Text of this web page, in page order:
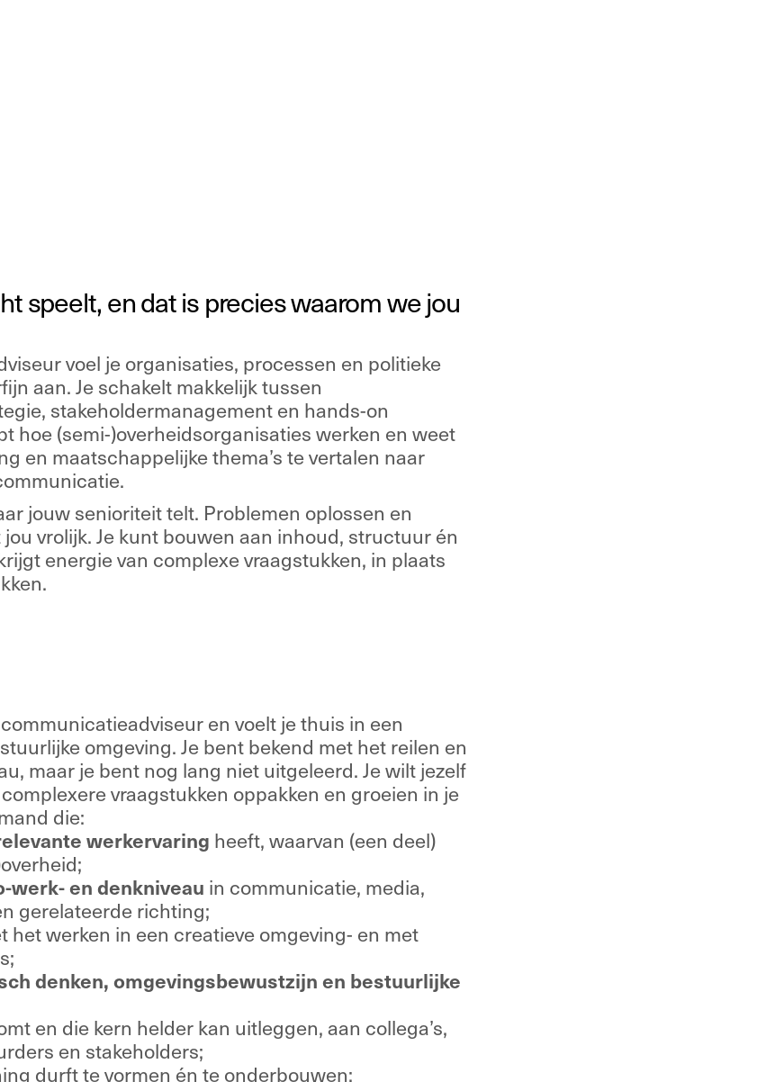
speelt, en dat is precies waarom we jou
voel je organisaties, processen en politieke
aan. Je schakelt makkelijk tussen
stakeholdermanagement en hands-on
hoe (semi-)overheidsorganisaties werken en weet
en maatschappelijke thema’s te vertalen naar
jouw senioriteit telt. Problemen oplossen en
vrolijk. Je kunt bouwen aan inhoud, structuur én
energie van complexe vraagstukken, in plaats
en voelt je thuis in een
omgeving. Je bent bekend met het reilen en
maar je bent nog lang niet uitgeleerd. Je wilt jezelf
vraagstukken oppakken en groeien in je
die:
werkervaring heeft, waarvan (een deel)
werk- en denkniveau in communicatie, media,
gerelateerde richting;
het werken in een creatieve omgeving- en met
denken, omgevingsbewustzijn en bestuurlijke
en die kern helder kan uitleggen, aan collega’s,
en stakeholders;
durft te vormen én te onderbouwen;